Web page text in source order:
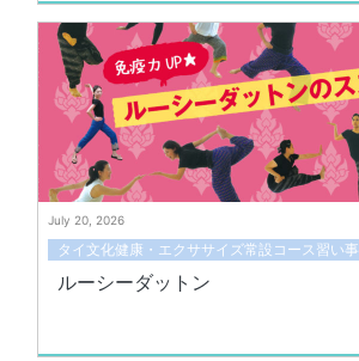
July 20, 2026
タイ文化健康・エクササイズ常設コース習い事
ルーシーダットン